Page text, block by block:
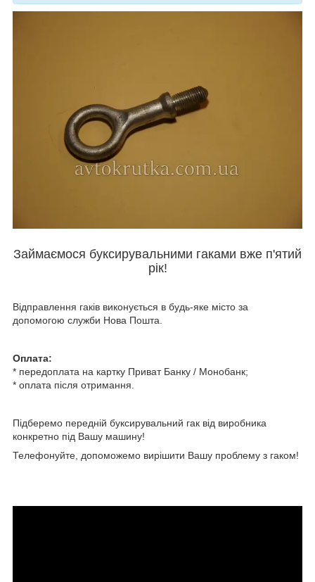
Займаємося буксирувальними гаками вже п'ятий
рік!
Відправлення гаків виконується в будь-яке місто за
допомогою служби Нова Пошта.
Оплата:
* передоплата на картку Приват Банку / Монобанк;
* оплата після отримання.
Підберемо передній буксирувальний гак від виробника
конкретно під Вашу машину!
Телефонуйте, допоможемо вирішити Вашу проблему з гаком!